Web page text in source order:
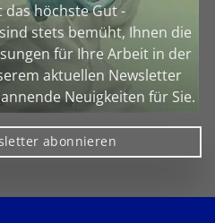
das höchste Gut -
stets bemüht, Ihnen die
für Ihre Arbeit in der
aktuellen Newsletter
Neuigkeiten für Sie.
abonnieren